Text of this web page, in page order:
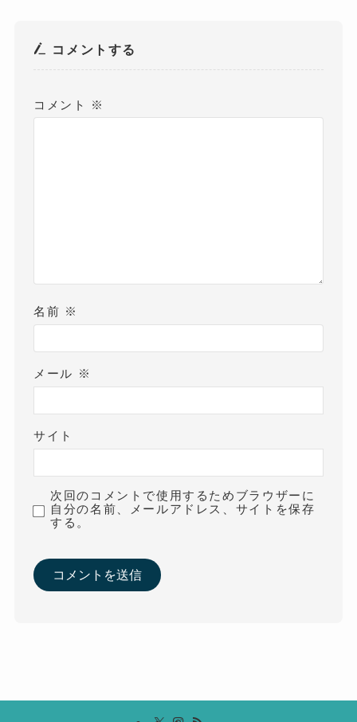
コメントする
コメント ※
名前 ※
メール ※
サイト
次回のコメントで使用するためブラウザーに
自分の名前、メールアドレス、サイトを保存
する。